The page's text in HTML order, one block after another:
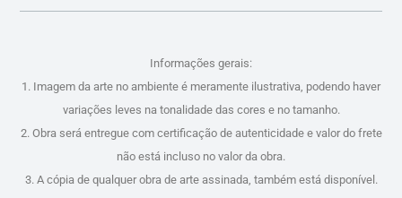
Informações gerais:
1. Imagem da arte no ambiente é meramente ilustrativa, podendo haver
variações leves na tonalidade das cores e no tamanho.
2. Obra será entregue com certificação de autenticidade e valor do frete
não está incluso no valor da obra.
3. A cópia de qualquer obra de arte assinada, também está disponível.